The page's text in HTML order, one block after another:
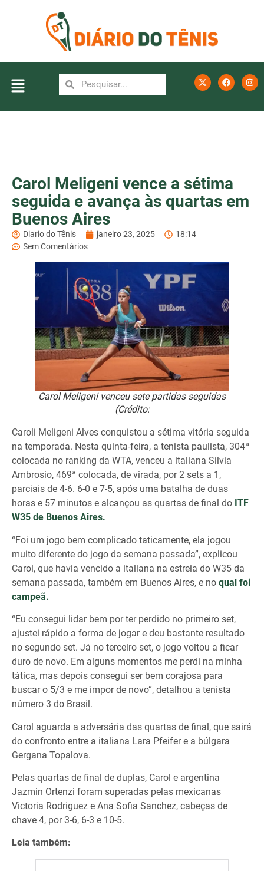
Carol Meligeni vence a sétima
seguida e avança às quartas em
Buenos Aires
Diario do Tênis janeiro 23, 2025
18:14
Sem Comentários
Carol Meligeni venceu sete partidas seguidas
(Crédito:
Caroli Meligeni Alves conquistou a sétima vitória seguida
na temporada. Nesta quinta-feira, a tenista paulista, 304ª
colocada no ranking da WTA, venceu a italiana Silvia
Ambrosio, 469ª colocada, de virada, por 2 sets a 1,
parciais de 4-6. 6-0 e 7-5, após uma batalha de duas
horas e 57 minutos e alcançou as quartas de final do ITF
W35 de Buenos Aires.
“Foi um jogo bem complicado taticamente, ela jogou
muito diferente do jogo da semana passada”, explicou
Carol, que havia vencido a italiana na estreia do W35 da
semana passada, também em Buenos Aires, e no qual foi
campeã.
“Eu consegui lidar bem por ter perdido no primeiro set,
ajustei rápido a forma de jogar e deu bastante resultado
no segundo set. Já no terceiro set, o jogo voltou a ficar
duro de novo. Em alguns momentos me perdi na minha
tática, mas depois consegui ser bem corajosa para
buscar o 5/3 e me impor de novo”, detalhou a tenista
número 3 do Brasil.
Carol aguarda a adversária das quartas de final, que sairá
do confronto entre a italiana Lara Pfeifer e a búlgara
Gergana Topalova.
Pelas quartas de final de duplas, Carol e argentina
Jazmin Ortenzi foram superadas pelas mexicanas
Victoria Rodriguez e Ana Sofia Sanchez, cabeças de
chave 4, por 3-6, 6-3 e 10-5.
Leia também: